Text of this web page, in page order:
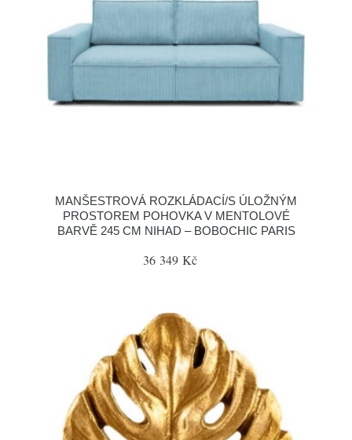
MANŠESTROVÁ ROZKLÁDACÍ/S ÚLOŽNÝM
PROSTOREM POHOVKA V MENTOLOVÉ
BARVĚ 245 CM NIHAD – BOBOCHIC PARIS
36 349 Kč